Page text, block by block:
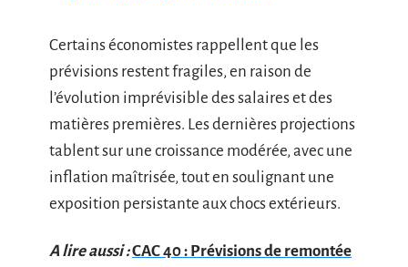
Certains économistes rappellent que les
prévisions restent fragiles, en raison de
l’évolution imprévisible des salaires et des
matières premières. Les dernières projections
tablent sur une croissance modérée, avec une
inflation maîtrisée, tout en soulignant une
exposition persistante aux chocs extérieurs.
A lire aussi :CAC 40 : Prévisions de remontée